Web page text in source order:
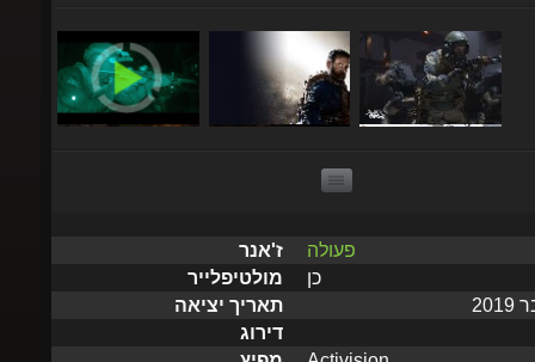
מולטיפלייר
כן
תאריך יציאה
דירוג
מפיץ